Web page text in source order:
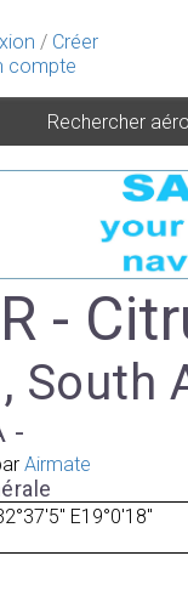
/ Créer
compte
Rechercher
-
South
-
Airmate
E19°0'18"